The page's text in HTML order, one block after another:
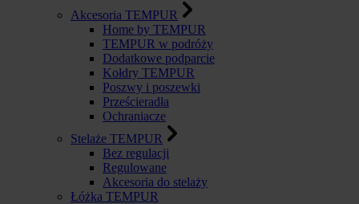
Akcesoria TEMPUR
Home by TEMPUR
TEMPUR w podróży
Dodatkowe podparcie
Kołdry TEMPUR
Poszwy i poszewki
Prześcieradła
Ochraniacze
Stelaże TEMPUR
Bez regulacji
Regulowane
Akcesoria do stelaży
Łóżka TEMPUR